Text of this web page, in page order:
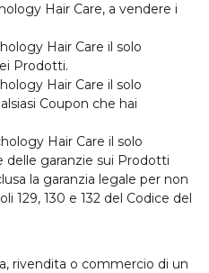
Hair Care, a vendere i
Hair Care il solo
Prodotti.
Hair Care il solo
Coupon che hai
Hair Care il solo
delle garanzie sui Prodotti
la garanzia legale per non
129, 130 e 132 del Codice del
rivendita o commercio di un